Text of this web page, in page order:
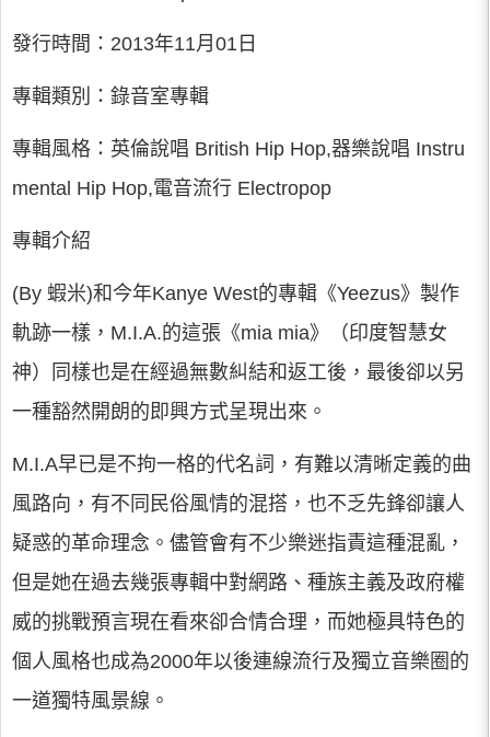
發行時間：2013年11月01日
專輯類別：錄音室專輯
專輯風格：英倫說唱 British Hip Hop,器樂說唱 Instru
mental Hip Hop,電音流行 Electropop
專輯介紹
(By 蝦米)和今年Kanye West的專輯《Yeezus》製作
軌跡一樣，M.I.A.的這張《mia mia》（印度智慧女
神）同樣也是在經過無數糾結和返工後，最後卻以另
一種豁然開朗的即興方式呈現出來。
M.I.A早已是不拘一格的代名詞，有難以清晰定義的曲
風路向，有不同民俗風情的混搭，也不乏先鋒卻讓人
疑惑的革命理念。儘管會有不少樂迷指責這種混亂，
但是她在過去幾張專輯中對網路、種族主義及政府權
威的挑戰預言現在看來卻合情合理，而她極具特色的
個人風格也成為2000年以後連線流行及獨立音樂圈的
一道獨特風景線。